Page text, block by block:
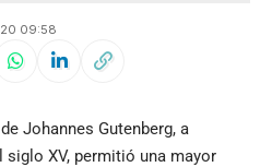
09:58
Johannes Gutenberg, a
siglo XV, permitió una mayor